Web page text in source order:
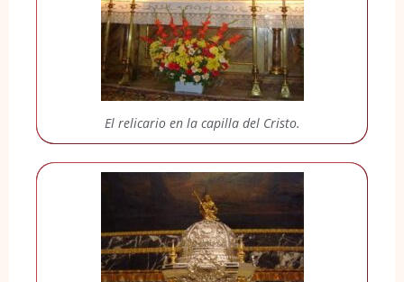
El relicario en la capilla del Cristo.